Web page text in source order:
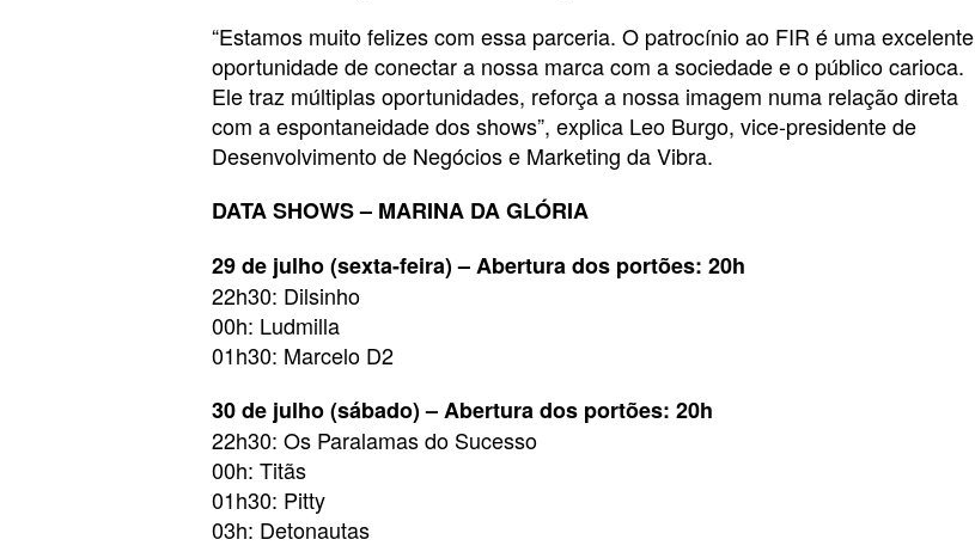
“Estamos muito felizes com essa parceria. O patrocínio ao FIR é uma excelente
oportunidade de conectar a nossa marca com a sociedade e o público carioca.
Ele traz múltiplas oportunidades, reforça a nossa imagem numa relação direta
com a espontaneidade dos shows”, explica Leo Burgo, vice-presidente de
Desenvolvimento de Negócios e Marketing da Vibra.
DATA SHOWS – MARINA DA GLÓRIA
29 de julho (sexta-feira) – Abertura dos portões: 20h
22h30: Dilsinho
00h: Ludmilla
01h30: Marcelo D2
30 de julho (sábado) – Abertura dos portões: 20h
22h30: Os Paralamas do Sucesso
00h: Titãs
01h30: Pitty
03h: Detonautas